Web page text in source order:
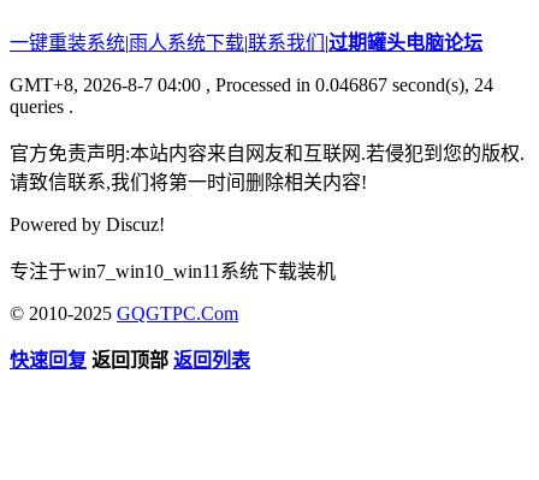
一键重装系统|雨人系统下载|联系我们 |过期罐头电脑论坛
GMT+8, 2026-8-7 04:00 , Processed in 0.046867 second(s), 24
queries .
官方免责声明:本站内容来自网友和互联网.若侵犯到您的版权.
请致信联系,我们将第一时间删除相关内容!
Powered by Discuz!
专注于win7_win10_win11系统下载装机
© 2010-2025 GQGTPC.Com
快速回复 返回顶部 返回列表